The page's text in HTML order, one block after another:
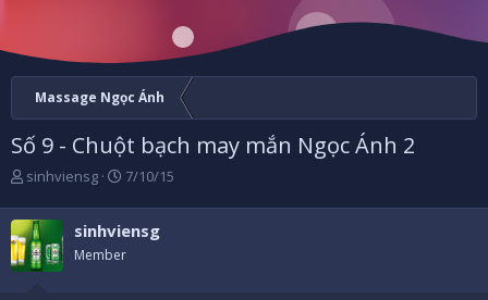
Massage Ngọc Ánh
Số 9 - Chuột bạch may mắn Ngọc Ánh 2
B
t
đ
ầ
u
sinhviensg
N
à
y
b
7/10/15
sinhviensg
Member